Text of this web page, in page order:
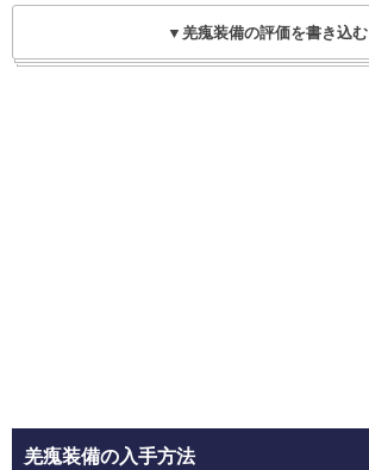
▼羌瘣装備の評価を書き込む
羌瘣装備の入手方法